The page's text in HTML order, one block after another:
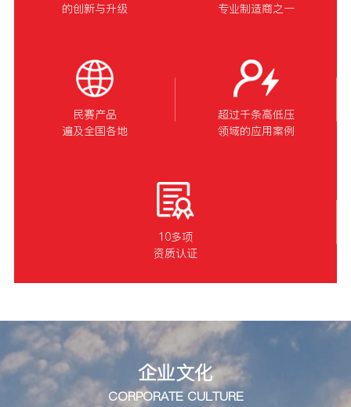
的创新与升级
专业制造商之一
民赛产品
遍及全国各地
超过千条高低压
领域的应用案例
10多项
资质认证
企业文化
CORPORATE CULTURE